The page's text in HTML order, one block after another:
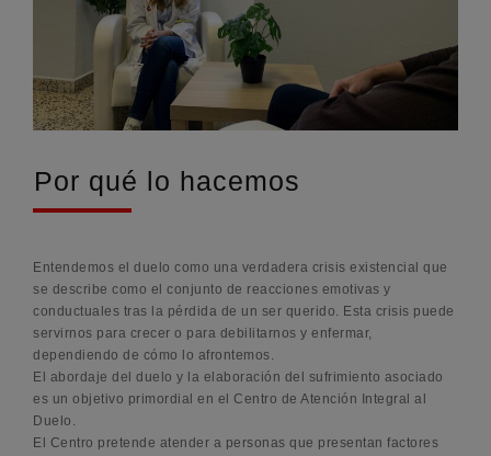
Por qué lo hacemos
Entendemos el duelo como una verdadera crisis existencial que
se describe como el conjunto de reacciones emotivas y
conductuales tras la pérdida de un ser querido. Esta crisis puede
servirnos para crecer o para debilitarnos y enfermar,
dependiendo de cómo lo afrontemos.
El abordaje del duelo y la elaboración del sufrimiento asociado
es un objetivo primordial en el Centro de Atención Integral al
Duelo.
El Centro pretende atender a personas que presentan factores